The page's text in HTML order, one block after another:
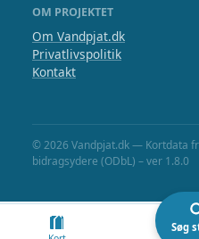
OM PROJEKTET
Om Vandpjat.dk
Privatlivspolitik
Kontakt
© 2026 Vandpjat.dk — Kortdata
bidragsydere (ODbL) – ver 1.8.0
Søg